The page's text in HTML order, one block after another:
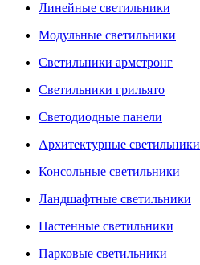
Линейные светильники
Модульные светильники
Светильники армстронг
Светильники грильято
Светодиодные панели
Архитектурные светильники
Консольные светильники
Ландшафтные светильники
Настенные светильники
Парковые светильники